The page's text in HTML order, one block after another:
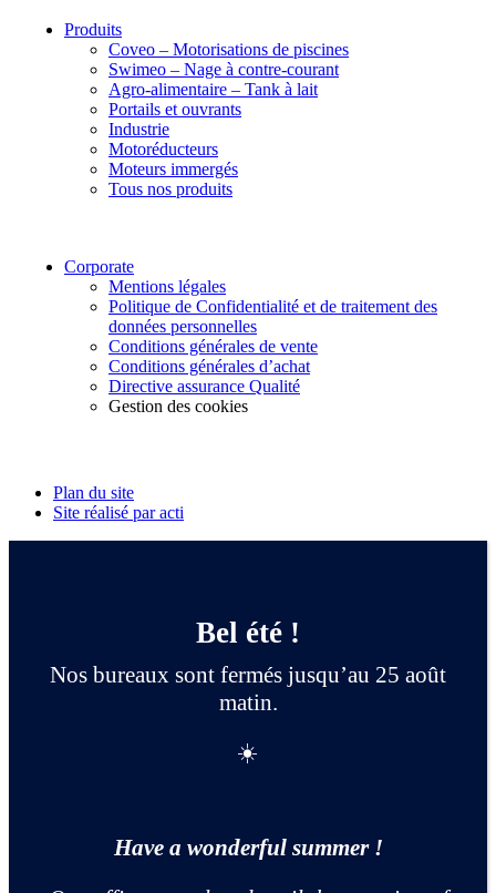
Produits
Coveo – Motorisations de piscines
Swimeo – Nage à contre-courant
Agro-alimentaire – Tank à lait
Portails et ouvrants
Industrie
Motoréducteurs
Moteurs immergés
Tous nos produits
Corporate
Mentions légales
Politique de Confidentialité et de traitement des
données personnelles
Conditions générales de vente
Conditions générales d’achat
Directive assurance Qualité
Gestion des cookies
Plan du site
Site réalisé par acti
Bel été !
Nos bureaux sont fermés jusqu’au 25 août
matin.
☀️
Have a wonderful summer !